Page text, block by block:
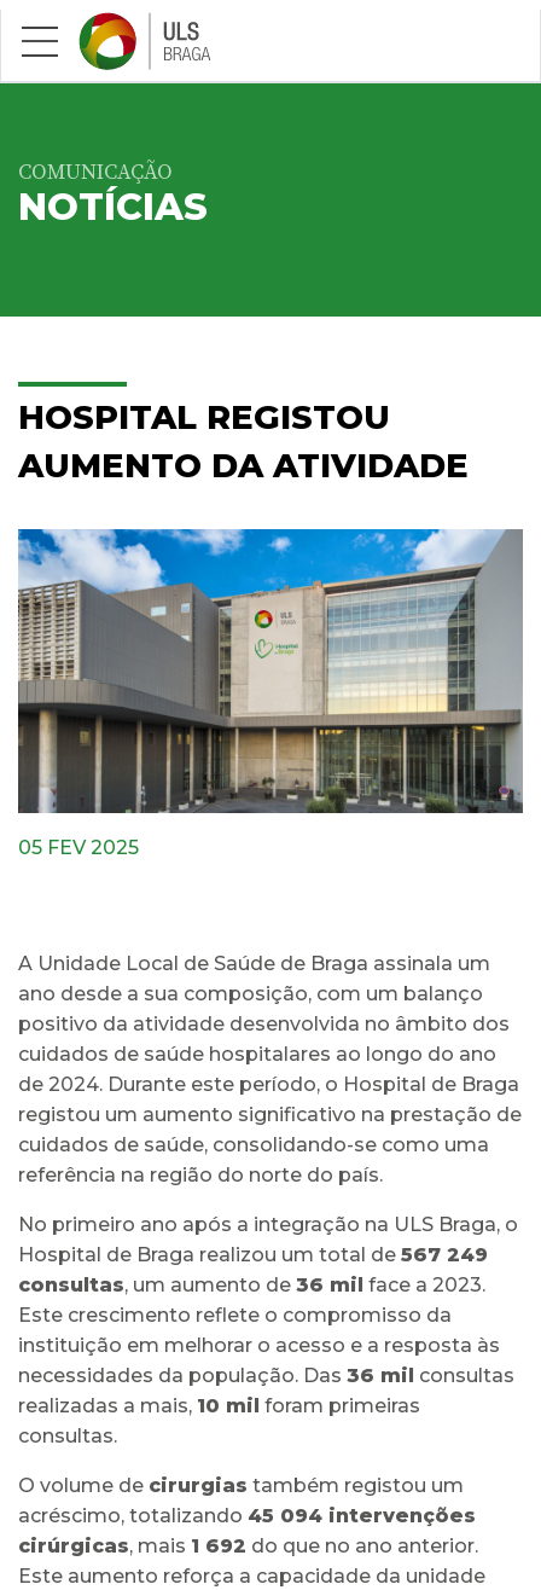
Saltar para conteúdo principal
COMUNICAÇÃO
NOTÍCIAS
HOSPITAL REGISTOU
AUMENTO DA ATIVIDADE
05 FEV 2025
A Unidade Local de Saúde de Braga assinala um
ano desde a sua composição, com um balanço
positivo da atividade desenvolvida no âmbito dos
cuidados de saúde hospitalares ao longo do ano
de 2024. Durante este período, o Hospital de Braga
registou um aumento significativo na prestação de
cuidados de saúde, consolidando-se como uma
referência na região do norte do país.
No primeiro ano após a integração na ULS Braga, o
Hospital de Braga realizou um total de 567 249
consultas, um aumento de 36 mil face a 2023.
Este crescimento reflete o compromisso da
instituição em melhorar o acesso e a resposta às
necessidades da população. Das 36 mil consultas
realizadas a mais, 10 mil foram primeiras
consultas.
O volume de cirurgias também registou um
acréscimo, totalizando 45 094 intervenções
cirúrgicas, mais 1 692 do que no ano anterior.
Este aumento reforça a capacidade da unidade